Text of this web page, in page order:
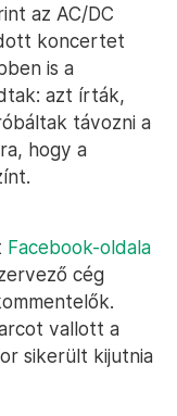
az AC/DC
koncertet
is a
azt írták,
távozni a
hogy a
Facebook-oldala
cég
vallott a
sikerült kijutnia